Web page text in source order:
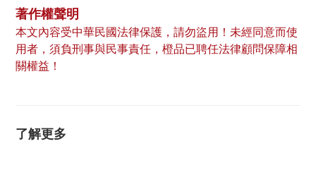
著作權聲明
本文內容受中華民國法律保護，請勿盜用！未經同意而使
用者，須負刑事與民事責任，橙品已聘任法律顧問保障相
關權益！
了解更多